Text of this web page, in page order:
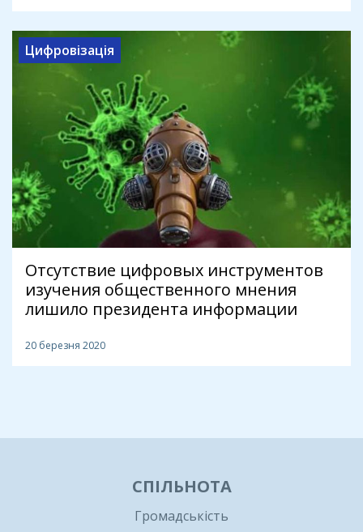
Цифровізація
Отсутствие цифровых инструментов
изучения общественного мнения
лишило президента информации
20 березня 2020
СПІЛЬНОТА
Громадськість